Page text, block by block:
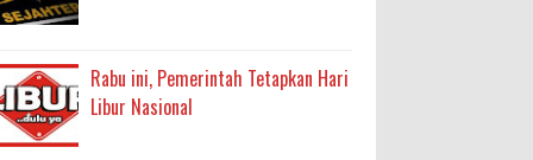
Rabu ini, Pemerintah Tetapkan Hari
Libur Nasional